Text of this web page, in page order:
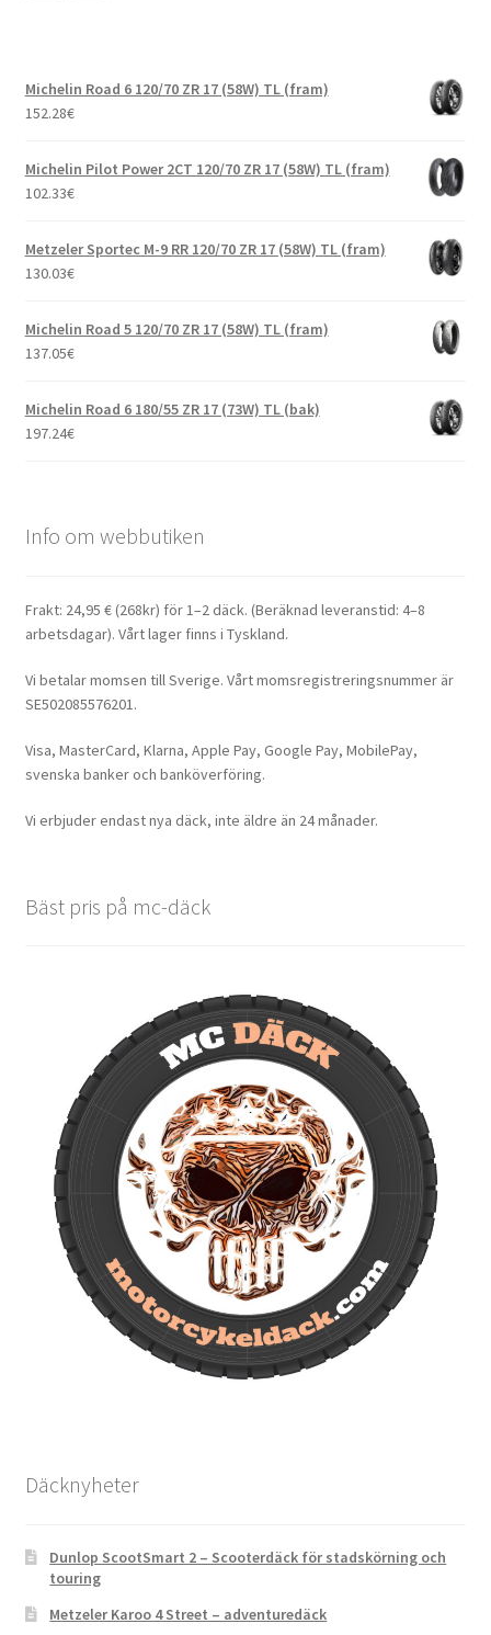
Michelin Road 6 120/70 ZR 17 (58W) TL (fram)
152.28€
Michelin Pilot Power 2CT 120/70 ZR 17 (58W) TL (fram)
102.33€
Metzeler Sportec M-9 RR 120/70 ZR 17 (58W) TL (fram)
130.03€
Michelin Road 5 120/70 ZR 17 (58W) TL (fram)
137.05€
Michelin Road 6 180/55 ZR 17 (73W) TL (bak)
197.24€
Info om webbutiken
Frakt: 24,95 € (268kr) för 1–2 däck. (Beräknad leveranstid: 4–8
arbetsdagar). Vårt lager finns i Tyskland.
Vi betalar momsen till Sverige. Vårt momsregistreringsnummer är
SE502085576201.
Visa, MasterCard, Klarna, Apple Pay, Google Pay, MobilePay,
svenska banker och banköverföring.
Vi erbjuder endast nya däck, inte äldre än 24 månader.
Bäst pris på mc-däck
Däcknyheter
Dunlop ScootSmart 2 – Scooterdäck för stadskörning och
touring
Metzeler Karoo 4 Street – adventuredäck